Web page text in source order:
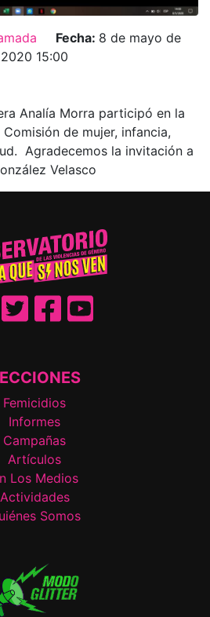
Fecha: 8 de mayo de
2020 15:00
Analía Morra participó en la
de mujer, infancia,
‪Agradecemos la invitación a
Velasco
Femicidios
Informes
Campañas
Artículos
Los Medios
Actividades
Somos